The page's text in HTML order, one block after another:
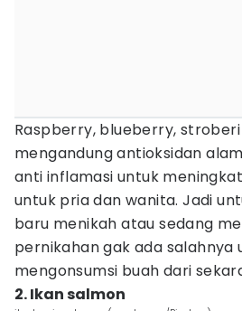
Raspberry, blueberry,
mengandung antioksidan
anti inflamasi untuk
untuk pria dan wanita. Jadi
baru menikah atau sedang
pernikahan gak ada salahnya
mengonsumsi buah dari
2. Ikan salmon